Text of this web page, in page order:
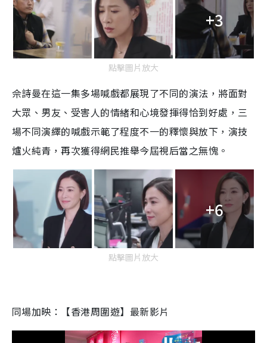
+3
點擊圖片放大
佘詩曼在這一集多場喊戲都展現了不同的演法，將面對
大眾、男友、受害人的情緒和心境發揮得恰到好處，三
場不同演繹的喊戲示範了程度不一的釋懷與放下，演技
爐火純青，再次獲得網民推舉今屆視后當之無愧。
+6
點擊圖片放大
同場加映：【香港周圍遊】最新影片